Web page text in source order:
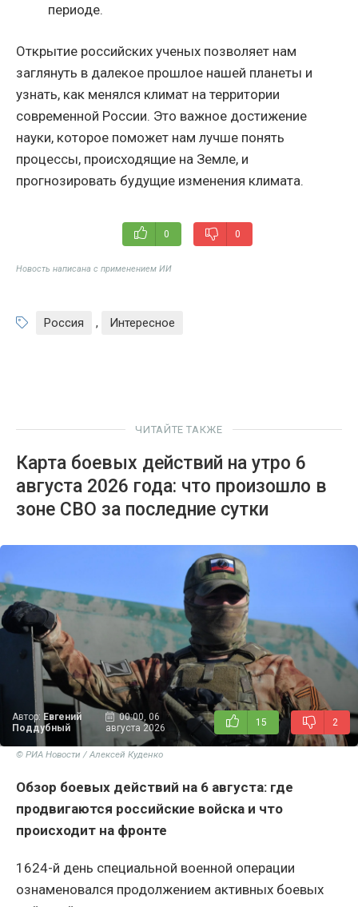
периоде.
Открытие российских ученых позволяет нам
заглянуть в далекое прошлое нашей планеты и
узнать, как менялся климат на территории
современной России. Это важное достижение
науки, которое поможет нам лучше понять
процессы, происходящие на Земле, и
прогнозировать будущие изменения климата.
0 0
Новость написана с применением ИИ
Россия , Интересное
ЧИТАЙТЕ ТАКЖЕ
Карта боевых действий на утро 6
августа 2026 года: что произошло в
зоне СВО за последние сутки
Автор: Евгений
Поддубный
00:00, 06
августа 2026
15 2
© РИА Новости / Алексей Куденко
Обзор боевых действий на 6 августа: где
продвигаются российские войска и что
происходит на фронте
1624-й день специальной военной операции
ознаменовался продолжением активных боевых